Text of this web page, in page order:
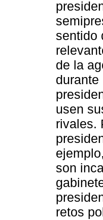
sentido
de la
usen
rivales.
son
retos